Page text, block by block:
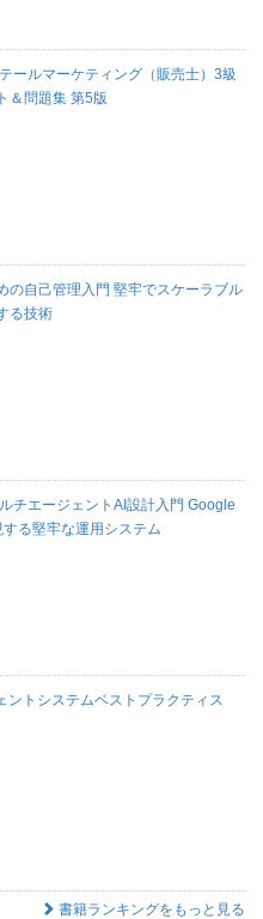
ールマーケティング（販売士）3級
＆問題集 第5版
の自己管理入門 堅牢でスケーラブル
る技術
チエージェントAI設計入門 Google
る堅牢な運用システム
ントシステムベストプラクティス
書籍ランキングをもっと見る